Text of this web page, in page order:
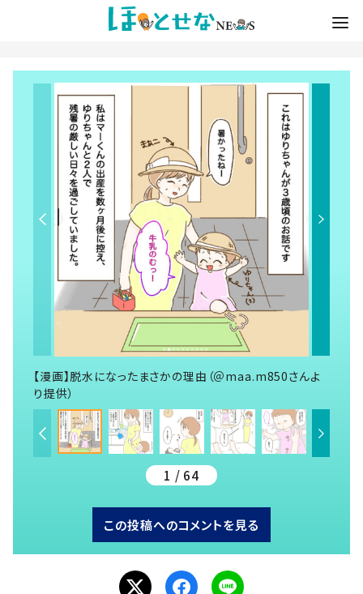
【漫画】脱水になったまさかの理由（＠maa.m850さんよ
り提供）
1 / 64
この投稿へのコメントを見る